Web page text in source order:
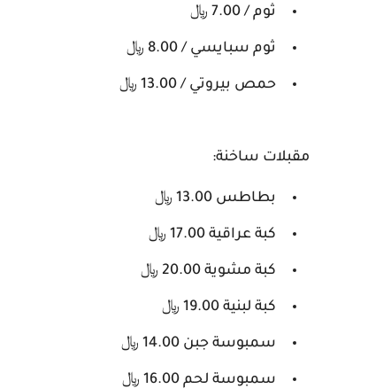
ثوم / 7.00 ﷼
ثوم سبايسي / 8.00 ﷼
حمص بيروتي / 13.00 ﷼
مقبلات ساخنة:
بطاطس 13.00 ﷼
كبة عراقية 17.00 ﷼
كبة مشوية 20.00 ﷼
كبة لبنية 19.00 ﷼
سمبوسة جبن 14.00 ﷼
سمبوسة لحم 16.00 ﷼